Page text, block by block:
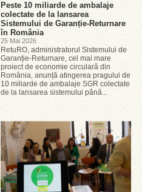
Peste 10 miliarde de ambalaje
colectate de la lansarea
Sistemului de Garanție-Returnare
în România
25 Mai 2026
RetuRO, administratorul Sistemului de
Garanție-Returnare, cel mai mare
proiect de economie circulară din
România, anunță atingerea pragului de
10 miliarde de ambalaje SGR colectate
de la lansarea sistemului până...